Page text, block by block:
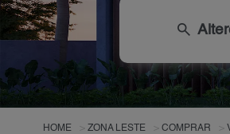
search
HOME ZONA LESTE COMPRAR